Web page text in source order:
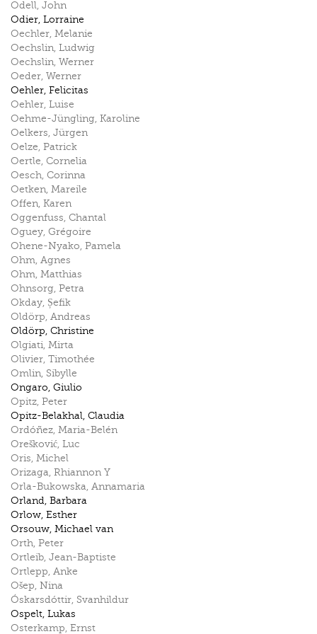
Odell, John
Odier, Lorraine
Oechler, Melanie
Oechslin, Ludwig
Oechslin, Werner
Oeder, Werner
Oehler, Felicitas
Oehler, Luise
Oehme-Jüngling, Karoline
Oelkers, Jürgen
Oelze, Patrick
Oertle, Cornelia
Oesch, Corinna
Oetken, Mareile
Offen, Karen
Oggenfuss, Chantal
Oguey, Grégoire
Ohene-Nyako, Pamela
Ohm, Agnes
Ohm, Matthias
Ohnsorg, Petra
Okday, Șefik
Oldörp, Andreas
Oldörp, Christine
Olgiati, Mirta
Olivier, Timothée
Omlin, Sibylle
Ongaro, Giulio
Opitz, Peter
Opitz-Belakhal, Claudia
Ordóñez, Maria-Belén
Orešković, Luc
Oris, Michel
Orizaga, Rhiannon Y
Orla-Bukowska, Annamaria
Orland, Barbara
Orlow, Esther
Orsouw, Michael van
Orth, Peter
Ortleib, Jean-Baptiste
Ortlepp, Anke
Ošep, Nina
Óskarsdóttir, Svanhildur
Ospelt, Lukas
Osterkamp, Ernst